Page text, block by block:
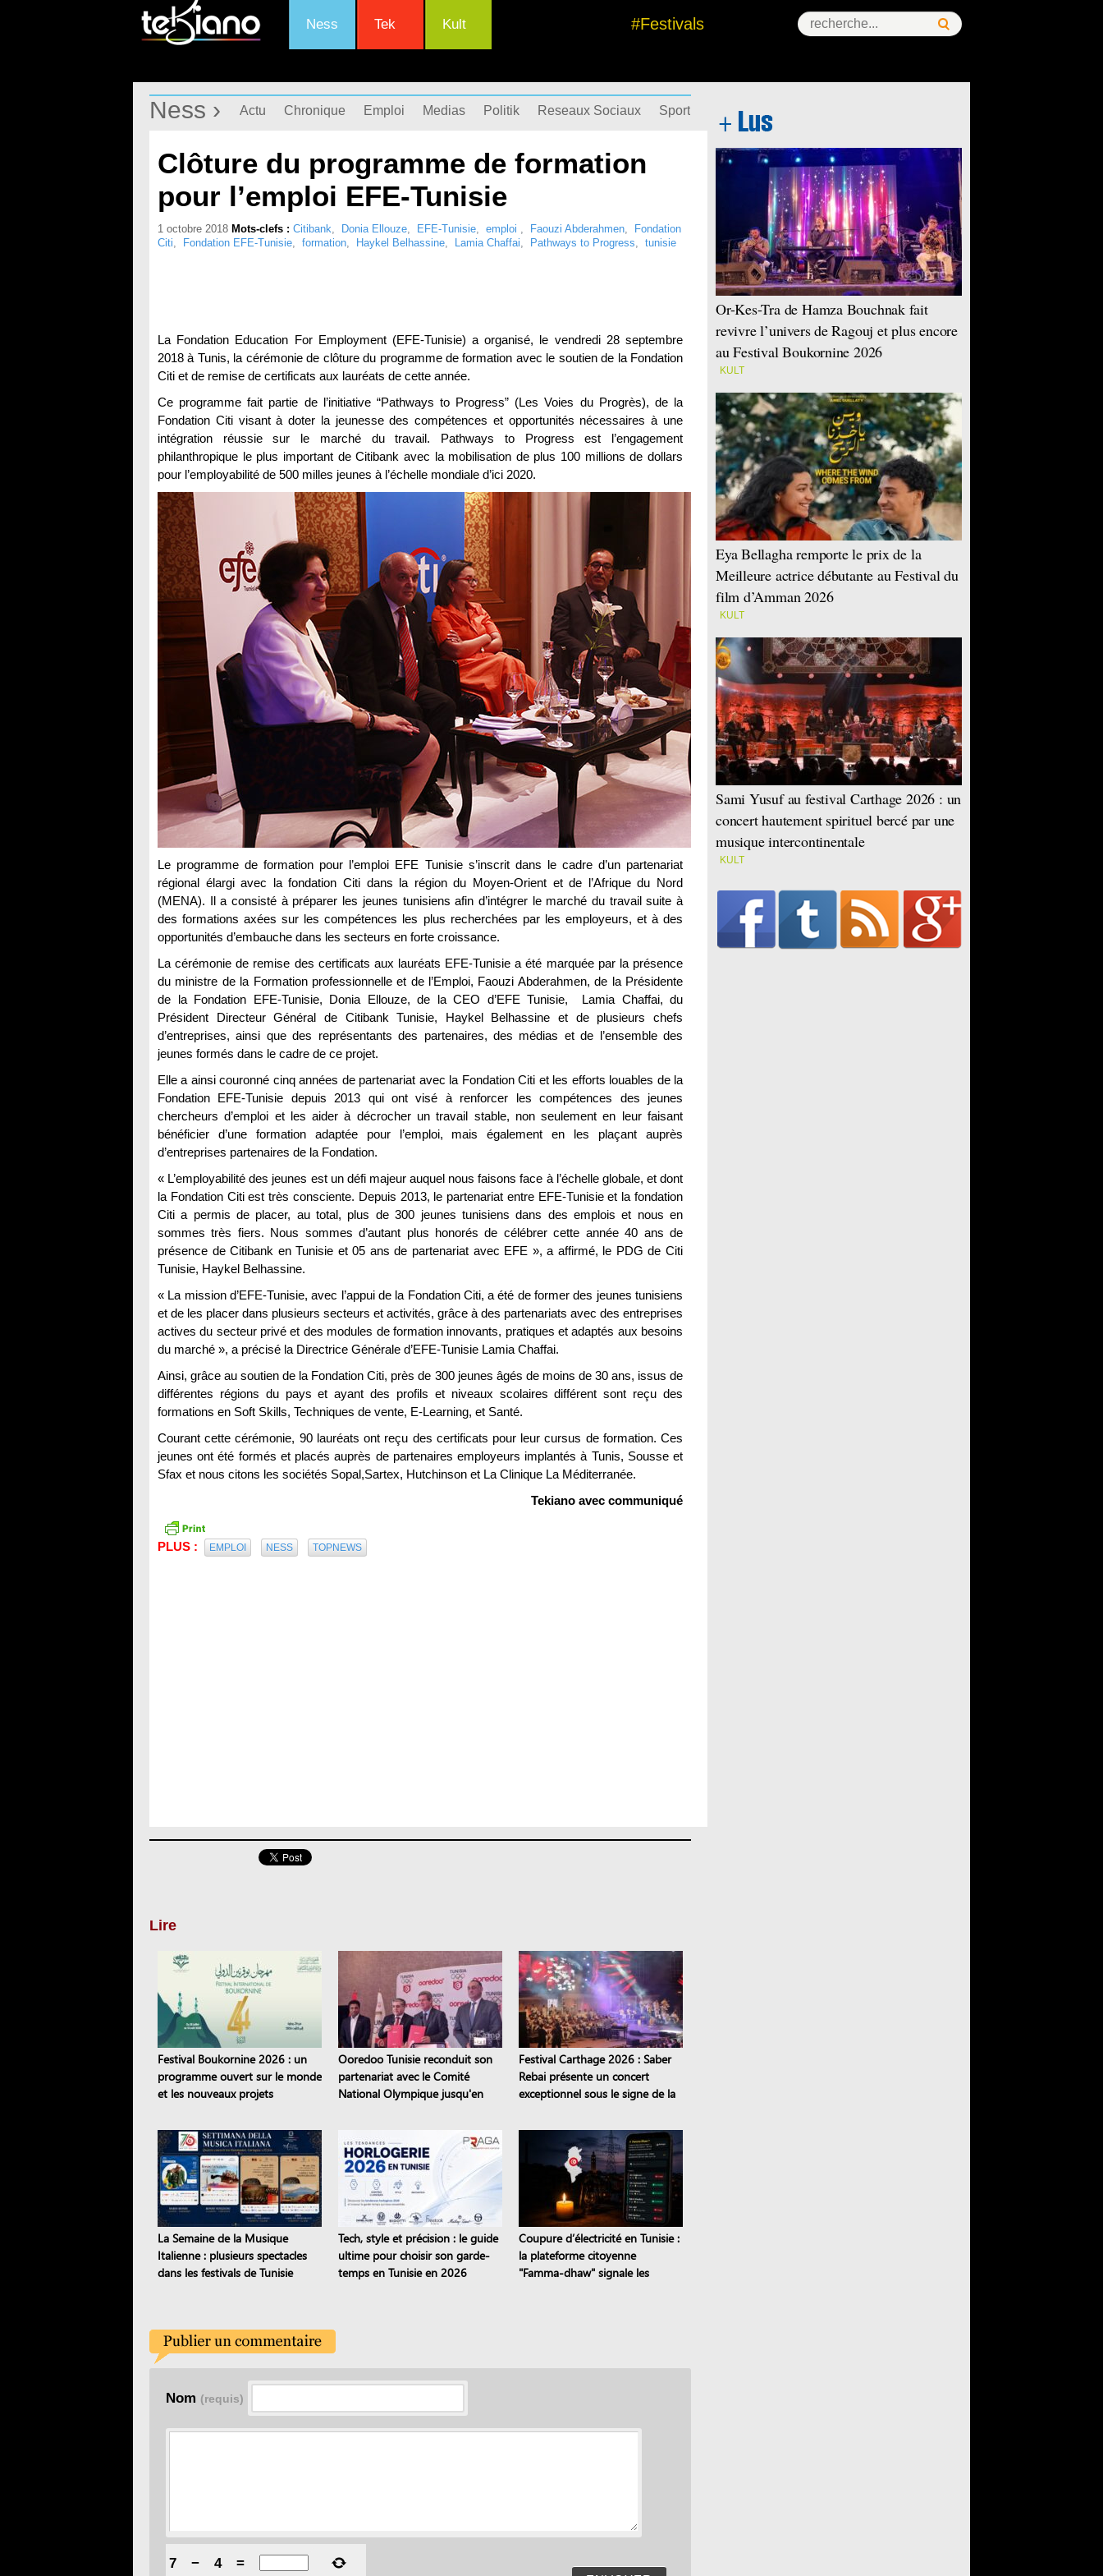
Ness Tek Kult #Festivals
Ness › Actu Chronique Emploi Medias Politik Reseaux Sociaux Sport Success Story
Clôture du programme de formation
pour l’emploi EFE-Tunisie
1 octobre 2018 Mots-clefs : Citibank, Donia Ellouze, EFE-Tunisie, emploi , Faouzi Abderahmen,
Fondation
Citi, Fondation EFE-Tunisie, formation, Haykel Belhassine, Lamia Chaffai, Pathways to Progress, tunisie
La Fondation Education For Employment (EFE-Tunisie) a organisé, le vendredi 28 septembre
2018 à Tunis, la cérémonie de clôture du programme de formation avec le soutien de la Fondation
Citi et de remise de certificats aux lauréats de cette année.
Ce programme fait partie de l’initiative “Pathways to Progress” (Les Voies du Progrès), de la
Fondation Citi visant à doter la jeunesse des compétences et opportunités nécessaires à une
intégration réussie sur le marché du travail. Pathways to Progress est l’engagement
philanthropique le plus important de Citibank avec la mobilisation de plus 100 millions de dollars
pour l’employabilité de 500 milles jeunes à l’échelle mondiale d’ici 2020.
Le programme de formation pour l’emploi EFE Tunisie s’inscrit dans le cadre d’un partenariat
régional élargi avec la fondation Citi dans la région du Moyen-Orient et de l’Afrique du Nord
(MENA). Il a consisté à préparer les jeunes tunisiens afin d’intégrer le marché du travail suite à
des formations axées sur les compétences les plus recherchées par les employeurs, et à des
opportunités d’embauche dans les secteurs en forte croissance.
La cérémonie de remise des certificats aux lauréats EFE-Tunisie a été marquée par la présence
du ministre de la Formation professionnelle et de l’Emploi, Faouzi Abderahmen, de la Présidente
de la Fondation EFE-Tunisie, Donia Ellouze, de la CEO d’EFE Tunisie, Lamia Chaffai, du
Président Directeur Général de Citibank Tunisie, Haykel Belhassine et de plusieurs chefs
d’entreprises, ainsi que des représentants des partenaires, des médias et de l’ensemble des
jeunes formés dans le cadre de ce projet.
Elle a ainsi couronné cinq années de partenariat avec la Fondation Citi et les efforts louables de la
Fondation EFE-Tunisie depuis 2013 qui ont visé à renforcer les compétences des jeunes
chercheurs d’emploi et les aider à décrocher un travail stable, non seulement en leur faisant
bénéficier d’une formation adaptée pour l’emploi, mais également en les plaçant auprès
d’entreprises partenaires de la Fondation.
« L’employabilité des jeunes est un défi majeur auquel nous faisons face à l’échelle globale, et dont
la Fondation Citi est très consciente. Depuis 2013, le partenariat entre EFE-Tunisie et la fondation
Citi a permis de placer, au total, plus de 300 jeunes tunisiens dans des emplois et nous en
sommes très fiers. Nous sommes d’autant plus honorés de célébrer cette année 40 ans de
présence de Citibank en Tunisie et 05 ans de partenariat avec EFE », a affirmé, le PDG de Citi
Tunisie, Haykel Belhassine.
« La mission d’EFE-Tunisie, avec l’appui de la Fondation Citi, a été de former des jeunes tunisiens
et de les placer dans plusieurs secteurs et activités, grâce à des partenariats avec des entreprises
actives du secteur privé et des modules de formation innovants, pratiques et adaptés aux besoins
du marché », a précisé la Directrice Générale d’EFE-Tunisie Lamia Chaffai.
Ainsi, grâce au soutien de la Fondation Citi, près de 300 jeunes âgés de moins de 30 ans, issus de
différentes régions du pays et ayant des profils et niveaux scolaires différent sont reçu des
formations en Soft Skills, Techniques de vente, E-Learning, et Santé.
Courant cette cérémonie, 90 lauréats ont reçu des certificats pour leur cursus de formation. Ces
jeunes ont été formés et placés auprès de partenaires employeurs implantés à Tunis, Sousse et
Sfax et nous citons les sociétés Sopal,Sartex, Hutchinson et La Clinique La Méditerranée.
Tekiano avec communiqué
PLUS : EMPLOI NESS TOPNEWS
Lire
Festival Boukornine 2026 : un
programme ouvert sur le monde
et les nouveaux projets
Ooredoo Tunisie reconduit son
partenariat avec le Comité
National Olympique jusqu'en
Festival Carthage 2026 : Saber
Rebai présente un concert
exceptionnel sous le signe de la
La Semaine de la Musique
Italienne : plusieurs spectacles
dans les festivals de Tunisie
Tech, style et précision : le guide
ultime pour choisir son garde-
temps en Tunisie en 2026
Coupure d’électricité en Tunisie :
la plateforme citoyenne
"Famma-dhaw" signale les
Nom (requis)
7 − 4 =
Or-Kes-Tra de Hamza Bouchnak fait
revivre l’univers de Ragouj et plus encore
au Festival Boukornine 2026
KULT
Eya Bellagha remporte le prix de la
Meilleure actrice débutante au Festival du
film d’Amman 2026
KULT
Sami Yusuf au festival Carthage 2026 : un
concert hautement spirituel bercé par une
musique intercontinentale
KULT